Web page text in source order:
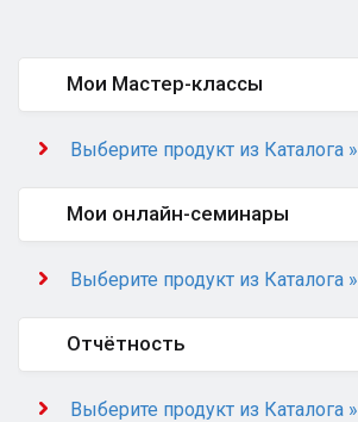
Мои Мастер-классы
Выберите продукт из Каталога »
Мои онлайн-семинары
Выберите продукт из Каталога »
Отчётность
Выберите продукт из Каталога »